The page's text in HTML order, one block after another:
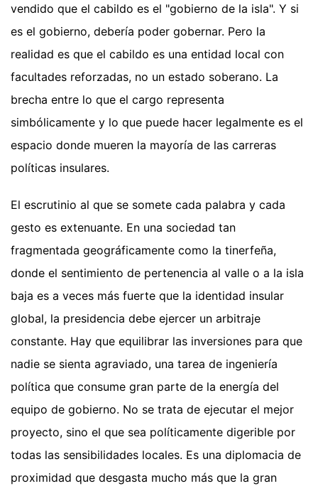
vendido que el cabildo es el "gobierno de la isla". Y si
es el gobierno, debería poder gobernar. Pero la
realidad es que el cabildo es una entidad local con
facultades reforzadas, no un estado soberano. La
brecha entre lo que el cargo representa
simbólicamente y lo que puede hacer legalmente es el
espacio donde mueren la mayoría de las carreras
políticas insulares.
El escrutinio al que se somete cada palabra y cada
gesto es extenuante. En una sociedad tan
fragmentada geográficamente como la tinerfeña,
donde el sentimiento de pertenencia al valle o a la isla
baja es a veces más fuerte que la identidad insular
global, la presidencia debe ejercer un arbitraje
constante. Hay que equilibrar las inversiones para que
nadie se sienta agraviado, una tarea de ingeniería
política que consume gran parte de la energía del
equipo de gobierno. No se trata de ejecutar el mejor
proyecto, sino el que sea políticamente digerible por
todas las sensibilidades locales. Es una diplomacia de
proximidad que desgasta mucho más que la gran